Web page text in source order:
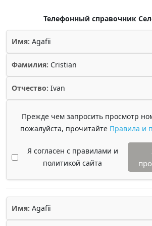
Телефонный справочник
Имя: Agafii
Фамилия: Cristian
Отчество: Ivan
Прежде чем запросить просмотр
пожалуйста, прочитайте Правила и
Я согласен с правилами и
политикой сайта
Имя: Agafii